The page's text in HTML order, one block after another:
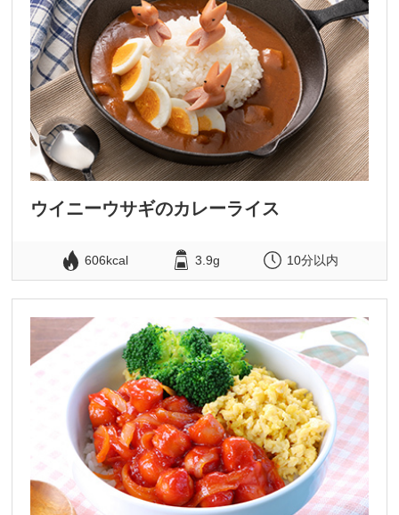
ウイニーウサギのカレーライス
606kcal 3.9g 10分以内